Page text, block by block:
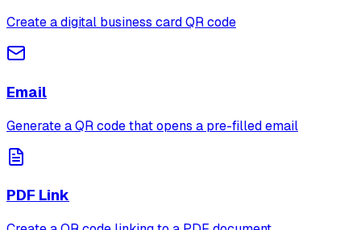
Create a digital business card QR code
Email
Generate a QR code that opens a pre-filled email
PDF Link